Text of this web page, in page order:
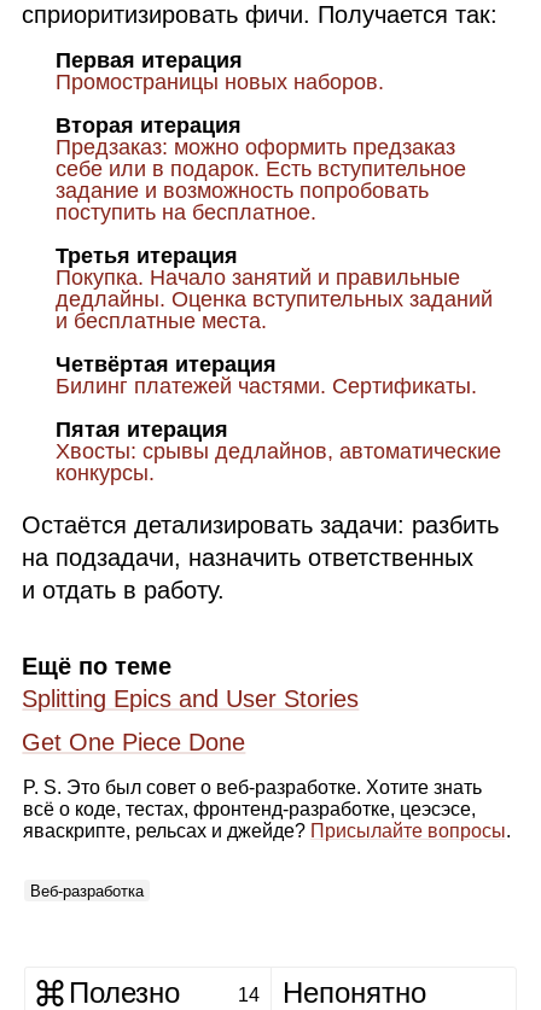
сприоритизировать фичи. Получается так:
Первая итерация
Промостраницы новых наборов.
Вторая итерация
Предзаказ: можно оформить предзаказ
себе или в подарок. Есть вступительное
задание и возможность попробовать
поступить на бесплатное.
Третья итерация
Покупка. Начало занятий и правильные
дедлайны. Оценка вступительных заданий
и бесплатные места.
Четвёртая итерация
Билинг платежей частями. Сертификаты.
Пятая итерация
Хвосты: срывы дедлайнов, автоматические
конкурсы.
Остаётся детализировать задачи: разбить
на подзадачи, назначить ответственных
и отдать в работу.
Ещё по теме
Splitting Epics and User Stories
Get One Piece Done
P. S. Это был совет о веб‑разработке. Хотите знать
всё о коде, тестах, фронтенд‑разработке, цеэсэсе,
яваскрипте, рельсах и джейде? Присылайте вопросы.
Веб‑разработка
Полезно 14 Непонятно